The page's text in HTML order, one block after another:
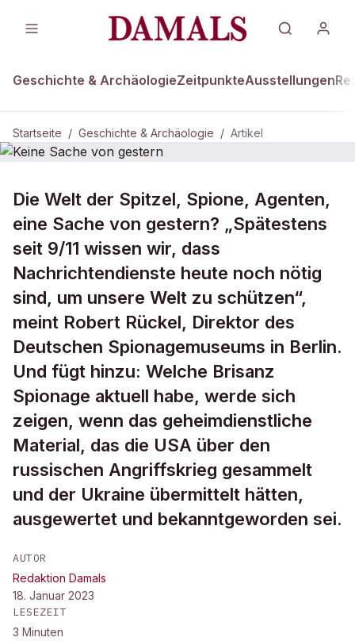
Geschichte & ArchäologieZeitpunkteAusstellungen
Startseite / Geschichte & Archäologie / Artikel
GESCHICHTE & ARCHÄOLOGIE
Keine Sache von gestern
Die Welt der Spitzel, Spione, Agenten,
eine Sache von gestern? „Spätestens
seit 9/11 wissen wir, dass
Nachrichtendienste heute noch nötig
sind, um unsere Welt zu schützen“,
meint Robert Rückel, Direktor des
Deutschen Spionagemuseums in Berlin.
Und fügt hinzu: Welche Brisanz
Spionage aktuell habe, werde sich
zeigen, wenn das geheimdienstliche
Material, das die USA über den
russischen Angriffskrieg gesammelt
und der Ukraine übermittelt hätten,
ausgewertet und bekanntgeworden sei.
AUTOR
Redaktion Damals
18. Januar 2023
LESEZEIT
3 Minuten